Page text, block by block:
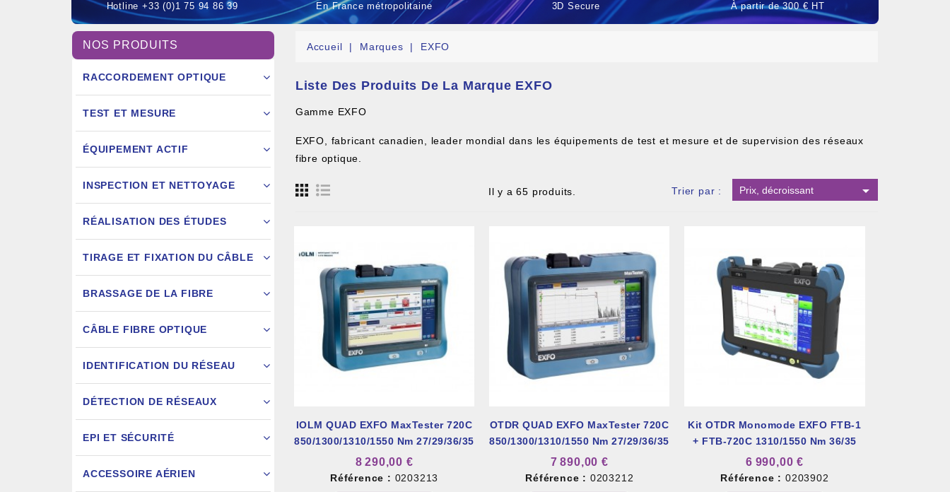
Hotline +33 (0)1 75 94 86 39
En France métropolitaine
3D Secure
À partir de 300 € HT
NOS PRODUITS
RACCORDEMENT OPTIQUE
TEST ET MESURE
ÉQUIPEMENT ACTIF
INSPECTION ET NETTOYAGE
RÉALISATION DES ÉTUDES
TIRAGE ET FIXATION DU CÂBLE
BRASSAGE DE LA FIBRE
CÂBLE FIBRE OPTIQUE
IDENTIFICATION DU RÉSEAU
DÉTECTION DE RÉSEAUX
EPI ET SÉCURITÉ
ACCESSOIRE AÉRIEN
Accueil Marques EXFO
Liste Des Produits De La Marque EXFO
Gamme EXFO
EXFO, fabricant canadien, leader mondial dans les équipements de test et mesure et de supervision des réseaux
fibre optique.
Il y a 65 produits. Trier par : Prix, décroissant 
IOLM QUAD EXFO MaxTester 720C
850/1300/1310/1550 Nm 27/29/36/35
DB
8 290,00 €
Référence : 0203213
OTDR QUAD EXFO MaxTester 720C
850/1300/1310/1550 Nm 27/29/36/35
DB
7 890,00 €
Référence : 0203212
Kit OTDR Monomode EXFO FTB-1
+ FTB-720C 1310/1550 Nm 36/35
DB
6 990,00 €
Référence : 0203902